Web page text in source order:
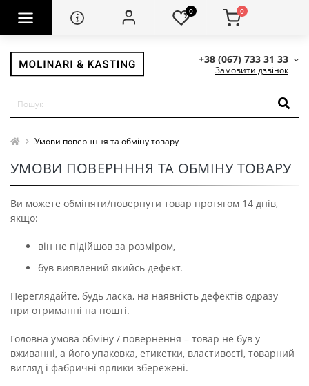
0 0
+38 (067) 733 31 33
Замовити дзвінок
Умови повернння та обміну товару
УМОВИ ПОВЕРНННЯ ТА ОБМІНУ ТОВАРУ
Ви можете обміняти/повернути товар протягом 14 днів,
якщо:
він не підійшов за розміром,
був виявлений якийсь дефект.
Переглядайте, будь ласка, на наявність дефектів одразу
при отриманні на пошті.
Головна умова обміну / повернення – товар не був у
вживанні, а його упаковка, етикетки, властивості, товарний
вигляд і фабричні ярлики збережені.